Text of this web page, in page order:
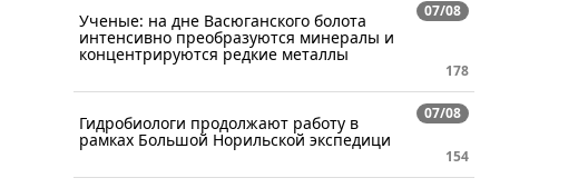
07/08
Ученые: на дне Васюганского болота
интенсивно преобразуются минералы и
концентрируются редкие металлы
178
07/08
Гидробиологи продолжают работу в
рамках Большой Норильской экспедици
154